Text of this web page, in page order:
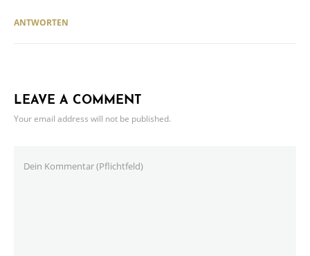
ANTWORTEN
LEAVE A COMMENT
Your email address will not be published.